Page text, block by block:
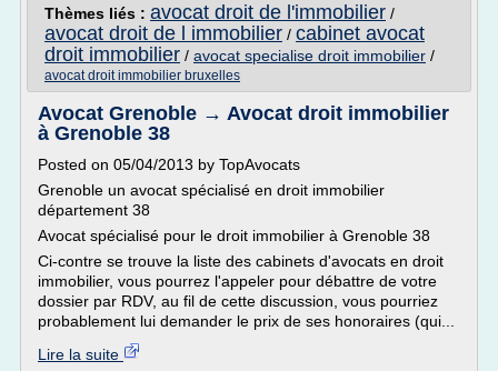
Thèmes liés : avocat droit de l'immobilier /
avocat droit de l immobilier / cabinet avocat
droit immobilier / avocat specialise droit immobilier /
avocat droit immobilier bruxelles
Avocat Grenoble → Avocat droit immobilier
à Grenoble 38
Posted on 05/04/2013 by TopAvocats
Grenoble un avocat spécialisé en droit immobilier
département 38
Avocat spécialisé pour le droit immobilier à Grenoble 38
Ci-contre se trouve la liste des cabinets d'avocats en droit
immobilier, vous pourrez l'appeler pour débattre de votre
dossier par RDV, au fil de cette discussion, vous pourriez
probablement lui demander le prix de ses honoraires (qui...
Lire la suite